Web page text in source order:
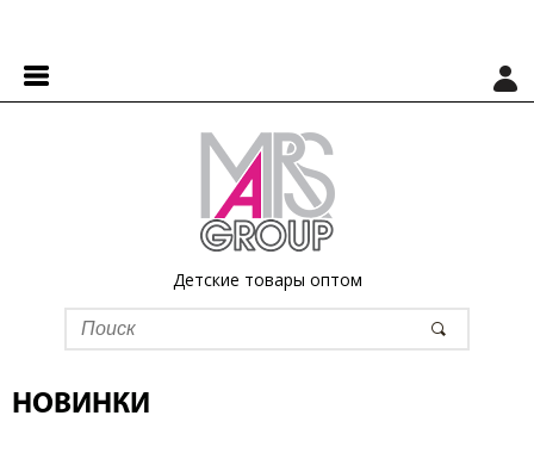
Детские товары оптом
НОВИНКИ